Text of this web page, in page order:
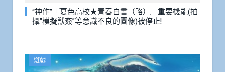
“神作”『夏色高校★青春白書（略）』重要機能(拍
攝”模擬獸姦”等意識不良的圖像)被停止!
遊戲